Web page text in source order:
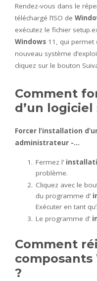
Rendez-vous dans le
téléchargé l’ISO de
exécutez le fichier
Windows 11, qui permet
nouveau système
cliquez sur le bouton
Comment
d’un logiciel
Forcer l’installation
administrateur -…
Fermez l’
problème.
Cliquez avec le
du programme d’
Exécuter en tant
Le programme d’
Comment
?